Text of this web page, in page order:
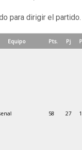
para dirigir el partido.
Equipo Pts. Pj
58 27